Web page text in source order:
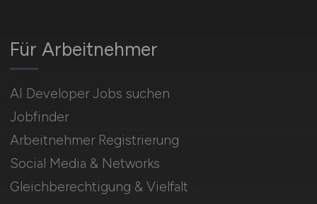
Für Arbeitnehmer
AI Developer Jobs suchen
Jobfinder
Arbeitnehmer Registrierung
Social Media & Networks
Gleichberechtigung & Vielfalt